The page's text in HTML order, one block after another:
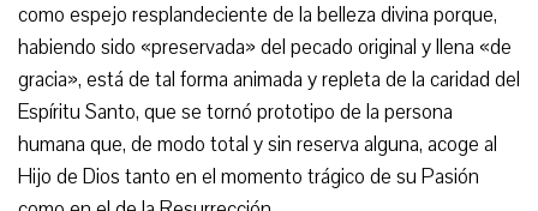
como espejo resplandeciente de la belleza divina porque,
habiendo sido «preservada» del pecado original y llena «de
gracia», está de tal forma animada y repleta de la caridad del
Espíritu Santo, que se tornó prototipo de la persona
humana que, de modo total y sin reserva alguna, acoge al
Hijo de Dios tanto en el momento trágico de su Pasión